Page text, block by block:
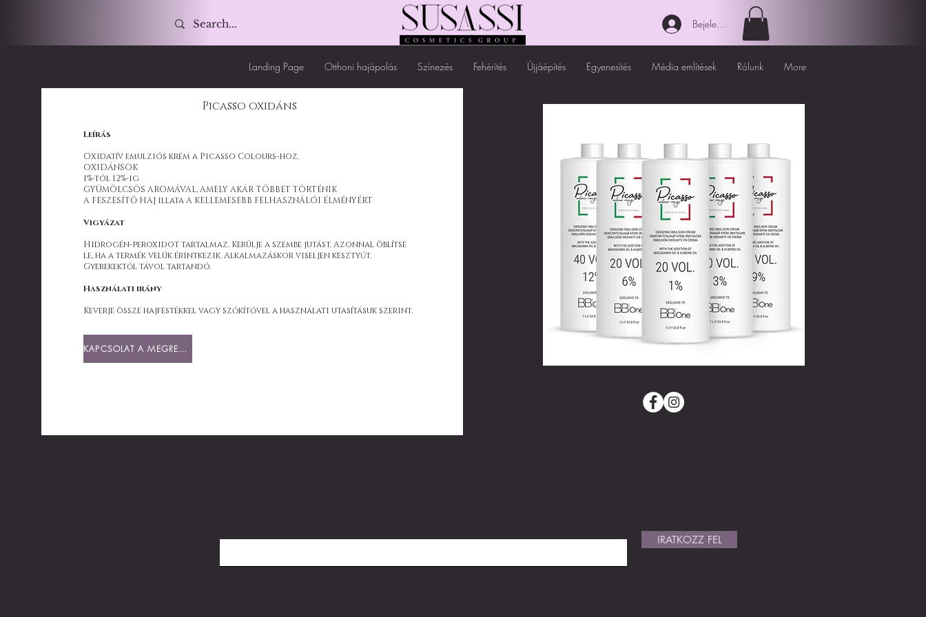
Bejelentkezés
Landing Page Otthoni hajápolás Színezés Fehérítés Újjáépítés Egyenesítés Média említések Rólunk More
Picasso oxidáns
Leírás
Oxidatív emulziós krém a Picasso Colours-hoz.
OXIDÁNSOK
1%-tól 12%-ig
GYÜMÖLCSÖS AROMÁVAL, AMELY AKÁR TÖBBET TÖRTÉNIK
A FESZESÍTŐ HAJ illata A KELLEMESEBB FELHASZNÁLÓI ÉLMÉNYÉRT
Vigyázat
Hidrogén-peroxidot tartalmaz. Kerülje a szembe jutást. Azonnal öblítse
le, ha a termék velük érintkezik. Alkalmazáskor viseljen kesztyűt.
Gyerekektől távol tartandó.
Használati irány
Keverje össze hajfestékkel vagy szőkítővel a használati utasításuk szerint.
KAPCSOLAT A MEGRENDELÉSÉHEZ
IRATKOZZ FEL